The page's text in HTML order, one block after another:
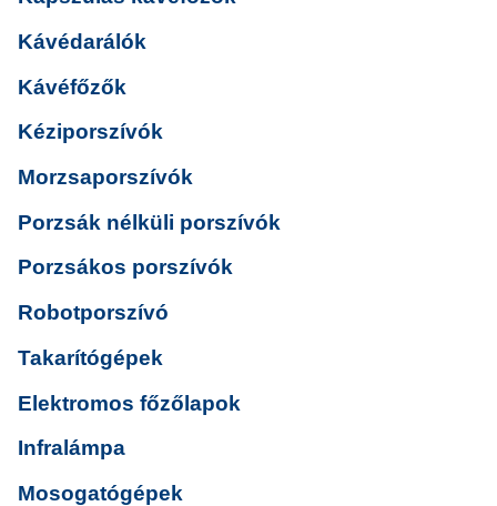
Kávédarálók
Kávéfőzők
Kéziporszívók
Morzsaporszívók
Porzsák nélküli porszívók
Porzsákos porszívók
Robotporszívó
Takarítógépek
Elektromos főzőlapok
Infralámpa
Mosogatógépek